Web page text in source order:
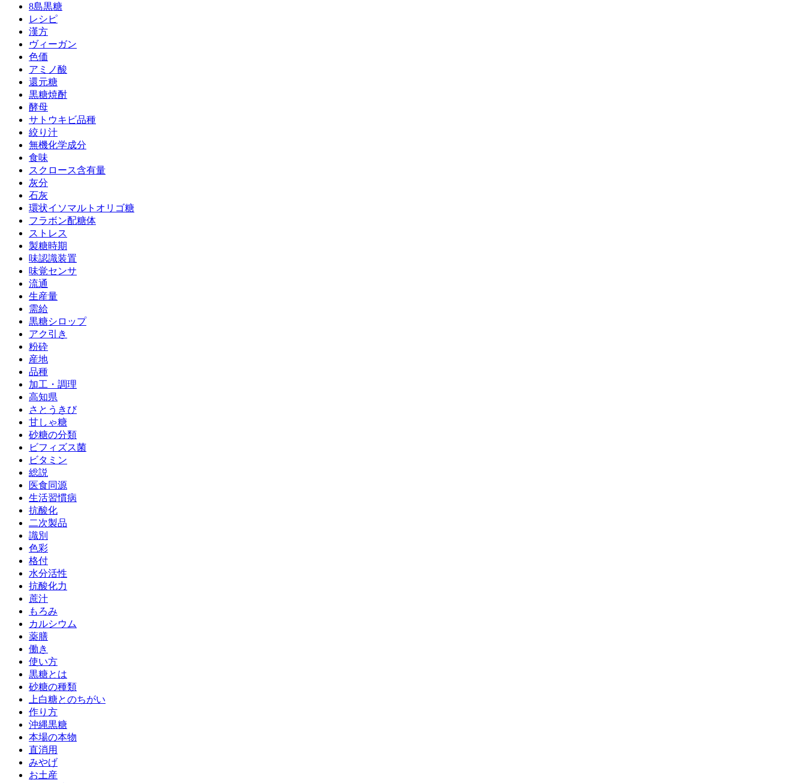
8島黒糖
レシピ
漢方
ヴィーガン
色価
アミノ酸
還元糖
黒糖焼酎
酵母
サトウキビ品種
絞り汁
無機化学成分
食味
スクロース含有量
灰分
石灰
環状イソマルトオリゴ糖
フラボン配糖体
ストレス
製糖時期
味認識装置
味覚センサ
流通
生産量
需給
黒糖シロップ
アク引き
粉砕
産地
品種
加工・調理
高知県
さとうきび
甘しゃ糖
砂糖の分類
ビフィズス菌
ビタミン
総説
医食同源
生活習慣病
抗酸化
二次製品
識別
色彩
格付
水分活性
抗酸化力
蔗汁
もろみ
カルシウム
薬膳
働き
使い方
黒糖とは
砂糖の種類
上白糖とのちがい
作り方
沖縄黒糖
本場の本物
直消用
みやげ
お土産